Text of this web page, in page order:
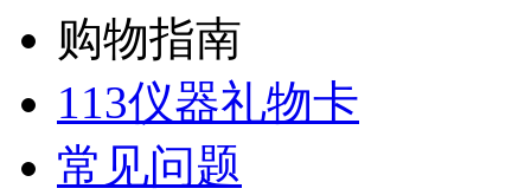
购物指南
113仪器礼物卡
常见问题